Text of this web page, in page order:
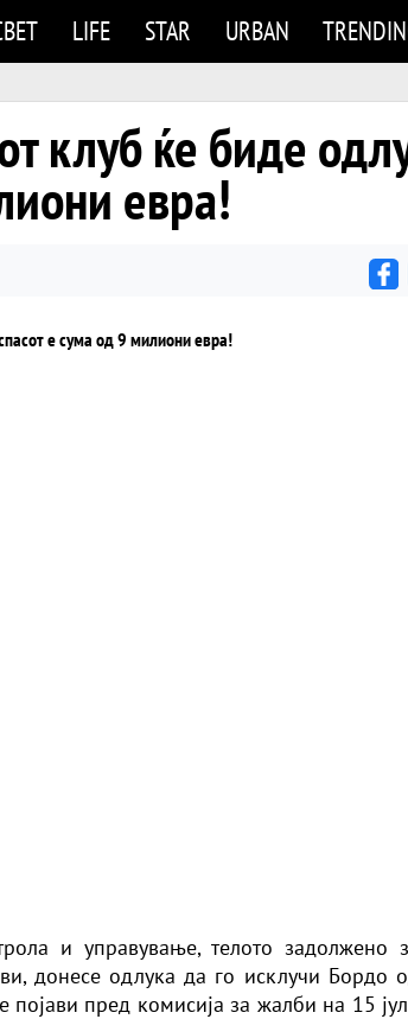
LIFE STAR URBAN
клуб ќе биде
евра!
и управување, телото задолжено
донесе одлука да го исклучи Бордо
појави пред комисија за жалби на 15